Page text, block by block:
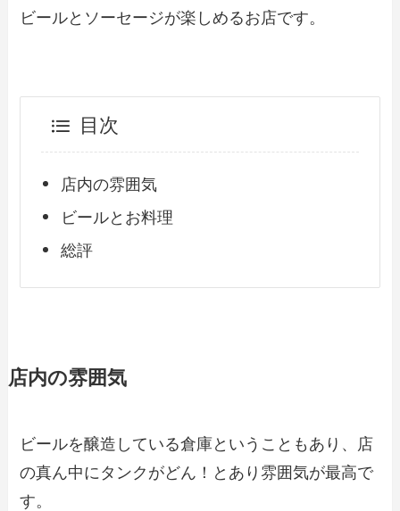
ビールとソーセージが楽しめるお店です。
目次
店内の雰囲気
ビールとお料理
総評
店内の雰囲気
ビールを醸造している倉庫ということもあり、店
の真ん中にタンクがどん！とあり雰囲気が最高で
す。